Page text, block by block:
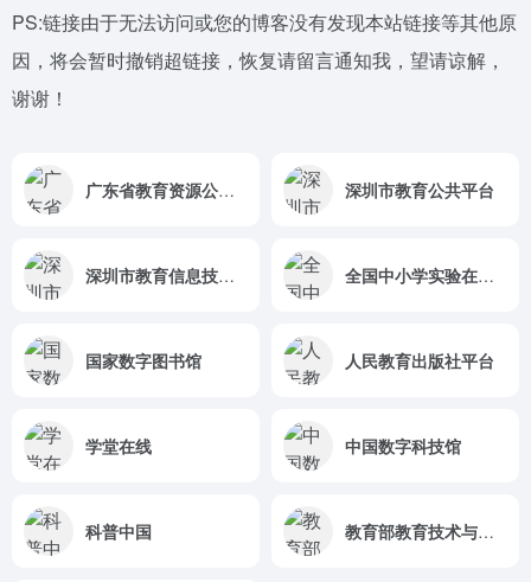
PS:链接由于无法访问或您的博客没有发现本站链接等其他原
因，将会暂时撤销超链接，恢复请留言通知我，望请谅解，
谢谢！
广东省教育资源公共服务平台 深圳市教育公共平台
深圳市教育信息技术中心 全国中小学实验在线平台
国家数字图书馆 人民教育出版社平台
学堂在线 中国数字科技馆
科普中国 教育部教育技术与资源发展中心（中央电化教育馆）